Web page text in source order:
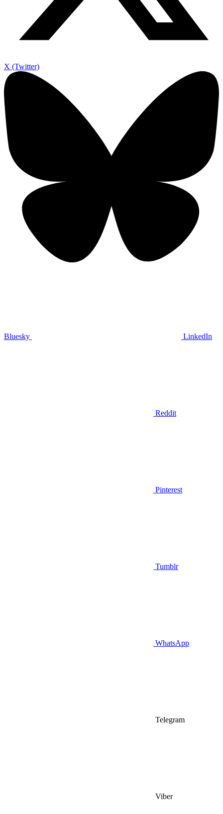
X (Twitter)
Bluesky LinkedIn
Reddit
Pinterest
Tumblr
WhatsApp
Telegram
Viber